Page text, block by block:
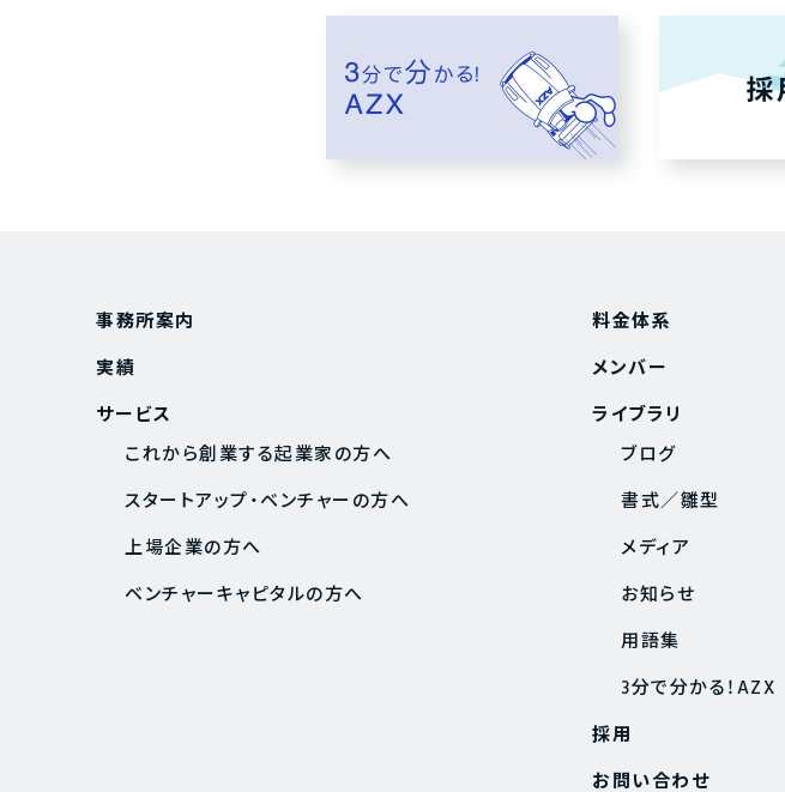
事務所案内
実績
サービス
これから創業する起業家の方へ
スタートアップ・ベンチャーの方へ
上場企業の方へ
ベンチャーキャピタルの方へ
料金体系
メンバー
ライブラリ
ブログ
書式／雛型
メディア
お知らせ
用語集
3分で分かる！AZX
採用
お問い合わせ